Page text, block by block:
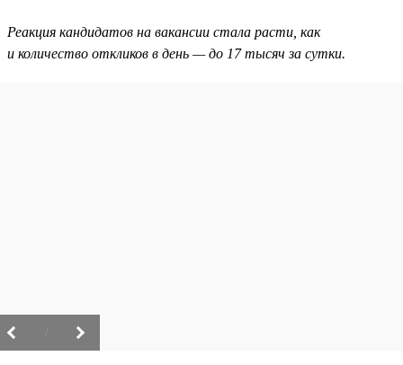
Реакция кандидатов на вакансии стала расти, как
и количество откликов в день — до 17 тысяч за сутки.